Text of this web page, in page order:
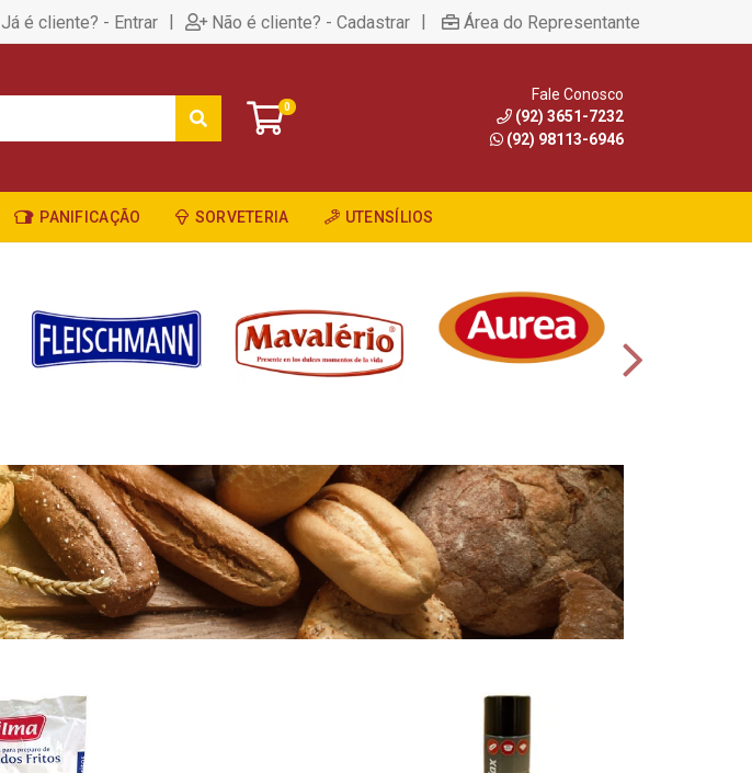
Já é cliente? - Entrar | Não é cliente? - Cadastrar | Área do Representante
0
Fale Conosco
(92) 3651-7232
(92) 98113-6946
PANIFICAÇÃO SORVETERIA UTENSÍLIOS